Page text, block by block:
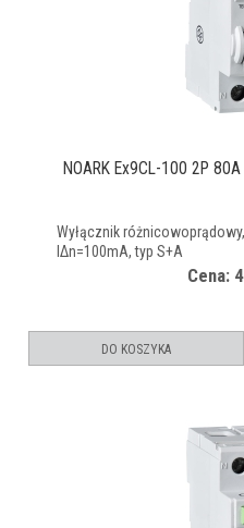
NOARK Ex9CL-100 2P
Wyłącznik
IΔn=100mA, typ S+A
Cena:
DO KOSZYKA